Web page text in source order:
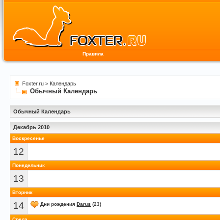
Правила
Foxter.ru > Календарь
Обычный Календарь
Обычный Календарь
Декабрь 2010
Воскресенье
12
Понедельник
13
Вторник
14 Дни рождения Darus (23)